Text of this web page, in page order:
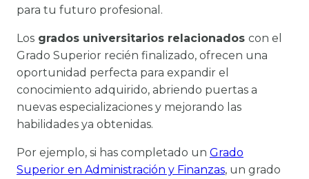
para tu futuro profesional.
Los grados universitarios relacionados con el
Grado Superior recién finalizado, ofrecen una
oportunidad perfecta para expandir el
conocimiento adquirido, abriendo puertas a
nuevas especializaciones y mejorando las
habilidades ya obtenidas.
Por ejemplo, si has completado un Grado
Superior en Administración y Finanzas, un grado